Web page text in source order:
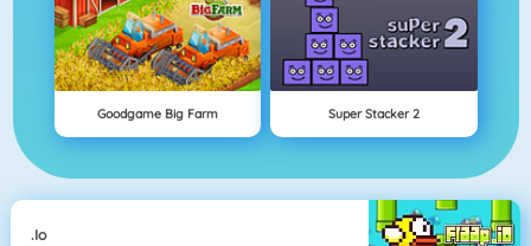
Goodgame Big Farm Super Stacker 2
.io